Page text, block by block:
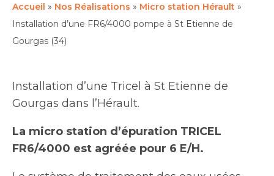
Accueil » Nos Réalisations » Micro station Hérault »
Installation d’une FR6/4000 pompe à St Etienne de
Gourgas (34)
Installation d’une Tricel à St Etienne de
Gourgas dans l’Hérault.
La micro station d’épuration TRICEL
FR6/4000 est agréée pour 6 E/H.